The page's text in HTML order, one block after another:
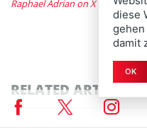
Raphael Adrian on X
RELATED ARTICLES
diese
gehen
damit
OK